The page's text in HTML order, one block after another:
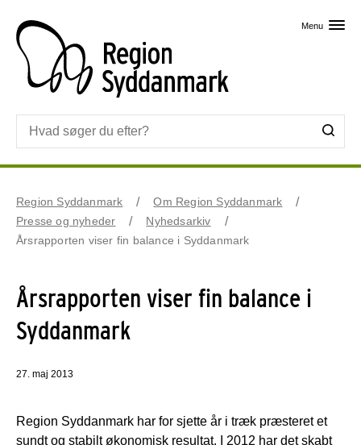
Menu
Region Syddanmark
Om Region Syddanmark
Presse og nyheder
Nyhedsarkiv
Årsrapporten viser fin balance i Syddanmark
Årsrapporten viser fin balance i
Syddanmark
27. maj 2013
Region Syddanmark har for sjette år i træk præsteret et
sundt og stabilt økonomisk resultat. I 2012 har det skabt